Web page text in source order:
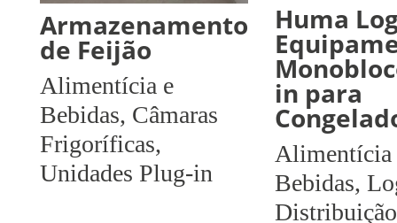
Armazenamento
de Feijão
Alimentícia e
Bebidas, Câmaras
Frigoríficas,
Unidades Plug-in
Huma
in para
Alimentícia
Bebidas,
Distribuição